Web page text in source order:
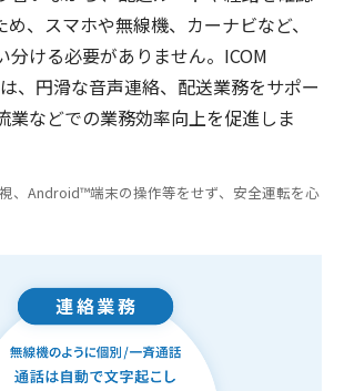
、スマホや無線機、カーナビなど、
分ける必要がありません。ICOM
、円滑な音声連絡、配送業務をサポー
業などでの業務効率向上を促進しま
、Android™端末の操作等をせず、安全運転を心